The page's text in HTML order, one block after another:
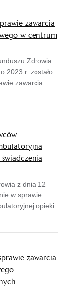
zawarcia
w centrum
Zdrowia
2023 r. zostało
zawarcia
z dnia 12
w sprawie
opieki
zawarcia